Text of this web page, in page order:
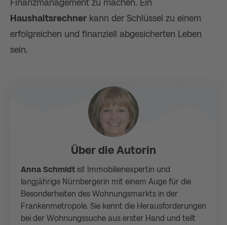
Finanzmanagement zu machen. Ein
Haushaltsrechner kann der Schlüssel zu einem
erfolgreichen und finanziell abgesicherten Leben
sein.
Über die Autorin
Anna Schmidt ist Immobilienexpertin und
langjährige Nürnbergerin mit einem Auge für die
Besonderheiten des Wohnungsmarkts in der
Frankenmetropole. Sie kennt die Herausforderungen
bei der Wohnungssuche aus erster Hand und teilt